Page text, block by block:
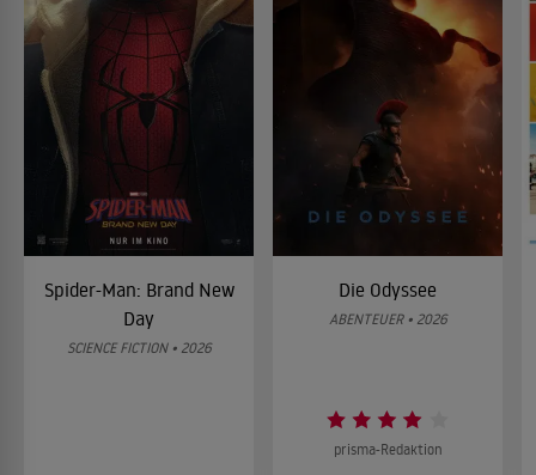
Spider-Man: Brand New
Day
SCIENCE FICTION • 2026
Die Odyssee
ABENTEUER • 2026
prisma-Redaktion